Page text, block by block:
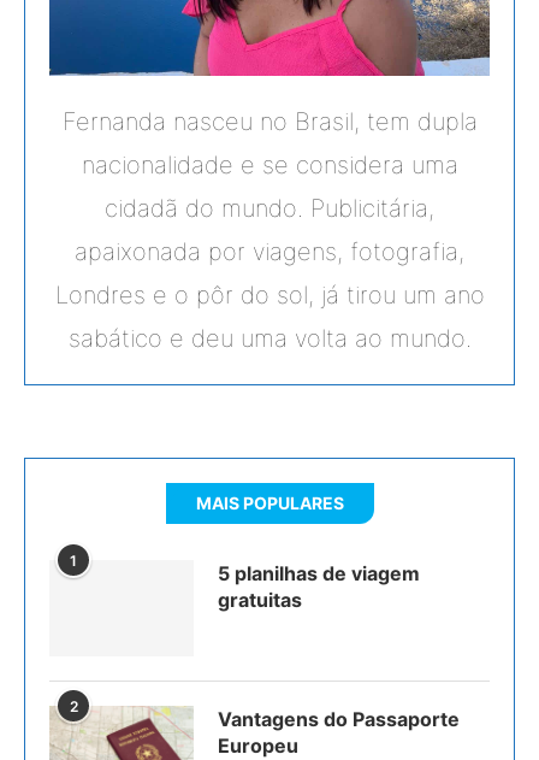
Fernanda nasceu no Brasil, tem dupla
nacionalidade e se considera uma
cidadã do mundo. Publicitária,
apaixonada por viagens, fotografia,
Londres e o pôr do sol, já tirou um ano
sabático e deu uma volta ao mundo.
MAIS POPULARES
1
5 planilhas de viagem
gratuitas
2
Vantagens do Passaporte
Europeu